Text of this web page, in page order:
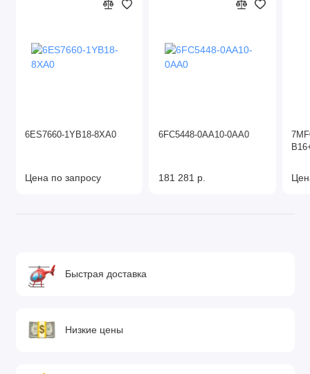
6ES7660-1YB18-8XA0
Цена по запросу
6FC5448-0AA10-0AA0
181 281 р.
Быстрая доставка
Низкие цены